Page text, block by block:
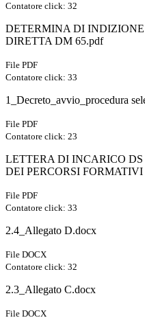
Contatore click: 32
DETERMINA DI
DIRETTA DM 65.pdf
File PDF
Contatore click: 33
1_Decreto_avvio_procedura
File PDF
Contatore click: 23
LETTERA DI INCARICO
DEI PERCORSI
File PDF
Contatore click: 33
2.4_Allegato D.docx
File DOCX
Contatore click: 32
2.3_Allegato C.docx
File DOCX